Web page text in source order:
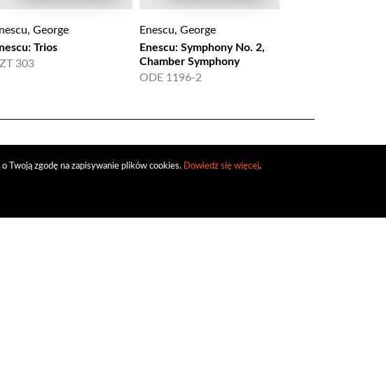
Twoją zgodę na zapisywanie plików cookies. Dowiedz się więcej.
George
Trios
303
Enescu, George
Enescu: Symphony No. 2,
Chamber Symphony
ODE 1196-2